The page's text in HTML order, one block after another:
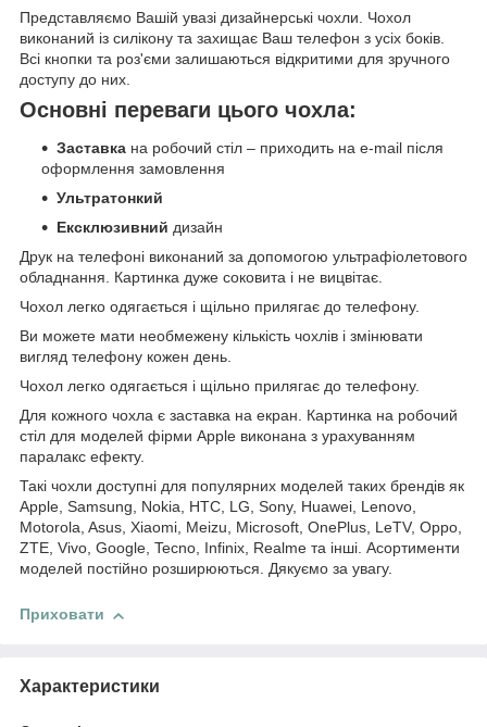
Представляємо Вашій увазі дизайнерські чохли. Чохол
виконаний із силікону та захищає Ваш телефон з усіх боків.
Всі кнопки та роз'єми залишаються відкритими для зручного
доступу до них.
Основні переваги цього чохла:
Заставка на робочий стіл – приходить на e-mail після
оформлення замовлення
Ультратонкий
Ексклюзивний дизайн
Друк на телефоні виконаний за допомогою ультрафіолетового
обладнання. Картинка дуже соковита і не вицвітає.
Чохол легко одягається і щільно прилягає до телефону.
Ви можете мати необмежену кількість чохлів і змінювати
вигляд телефону кожен день.
Чохол легко одягається і щільно прилягає до телефону.
Для кожного чохла є заставка на екран. Картинка на робочий
стіл для моделей фірми Apple виконана з урахуванням
паралакс ефекту.
Такі чохли доступні для популярних моделей таких брендів як
Apple, Samsung, Nokia, HTC, LG, Sony, Huawei, Lenovo,
Motorola, Asus, Xiaomi, Meizu, Microsoft, OnePlus, LeTV, Oppo,
ZTE, Vivo, Google, Tecno, Infinix, Realme та інші. Асортименти
моделей постійно розширюються. Дякуємо за увагу.
Приховати
Характеристики